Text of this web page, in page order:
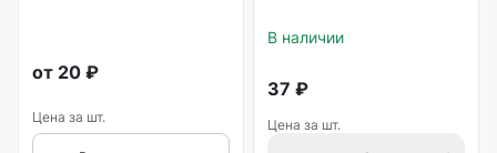
от 20 ₽
Цена за шт.
В наличии
37 ₽
Цена за шт.